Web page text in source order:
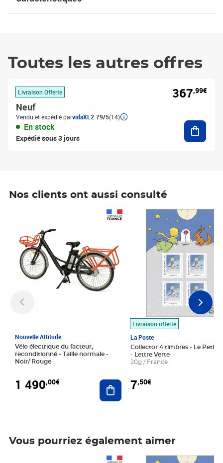
Toutes les autres offres
Livraison Offerte
Neuf
Vendu et expédié parvidaXL 2.79/5(14)
En stock
Expédié sous 3 jours
367,99€
Nos clients ont aussi consulté
Nouvelle Attitude
Vélo électrique du facteur,
reconditionné - Taille normale -
Noir/ Rouge
1 490,00€ Ajouter au panier
Livraison offerte
La Poste
Collector 4 timbres - Le Petit
- Lettre Verte
20g / France
7,50€
Prix 7,50€
Vous pourriez également aimer
Prix 7,50€